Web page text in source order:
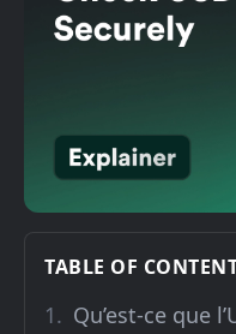
TABLE OF
Qu’est-ce que